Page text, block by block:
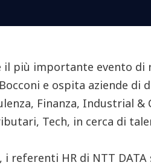
il più importante evento
e ospita aziende di
Finanza, Industrial &
Tech, in cerca di
i referenti HR di NTT